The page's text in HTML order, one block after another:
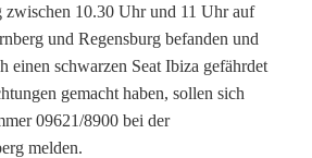
zwischen 10.30 Uhr und 11 Uhr auf
und Regensburg befanden und
einen schwarzen Seat Ibiza gefährdet
gemacht haben, sollen sich
09621/8900 bei der
melden.